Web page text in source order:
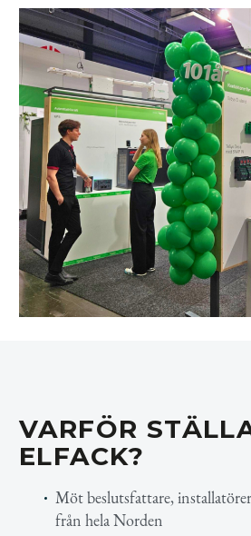
VARFÖR
ELFACK?
Möt beslutsfattare,
från hela Norden